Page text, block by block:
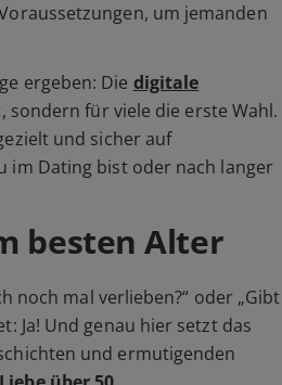
um jemanden
ergeben: Die digitale
für viele die erste Wahl.
und sicher auf
im Dating bist oder nach langer
besten Alter
noch mal verlieben?“ oder „Gibt
Ja! Und genau hier setzt das
und ermutigenden